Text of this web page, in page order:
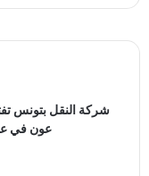
عون في